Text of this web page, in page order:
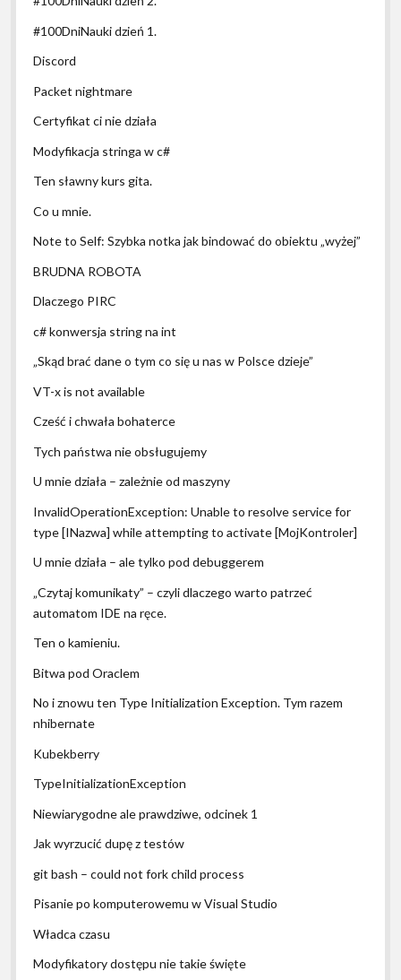
#100DniNauki dzień 1.
Discord
Packet nightmare
Certyfikat ci nie działa
Modyfikacja stringa w c#
Ten sławny kurs gita.
Co u mnie.
Note to Self: Szybka notka jak bindować do obiektu „wyżej”
BRUDNA ROBOTA
Dlaczego PIRC
c# konwersja string na int
„Skąd brać dane o tym co się u nas w Polsce dzieje”
VT-x is not available
Cześć i chwała bohaterce
Tych państwa nie obsługujemy
U mnie działa – zależnie od maszyny
InvalidOperationException: Unable to resolve service for
type [INazwa] while attempting to activate [MojKontroler]
U mnie działa – ale tylko pod debuggerem
„Czytaj komunikaty” – czyli dlaczego warto patrzeć
automatom IDE na ręce.
Ten o kamieniu.
Bitwa pod Oraclem
No i znowu ten Type Initialization Exception. Tym razem
nhibernate
Kubekberry
TypeInitializationException
Niewiarygodne ale prawdziwe, odcinek 1
Jak wyrzucić dupę z testów
git bash – could not fork child process
Pisanie po komputerowemu w Visual Studio
Władca czasu
Modyfikatory dostępu nie takie święte